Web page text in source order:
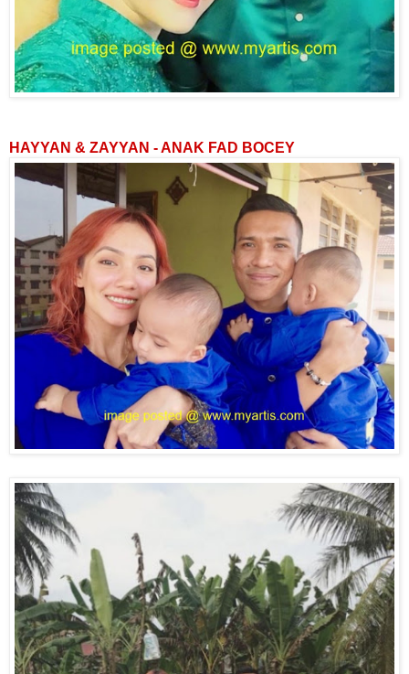
HAYYAN & ZAYYAN - ANAK FAD BOCEY